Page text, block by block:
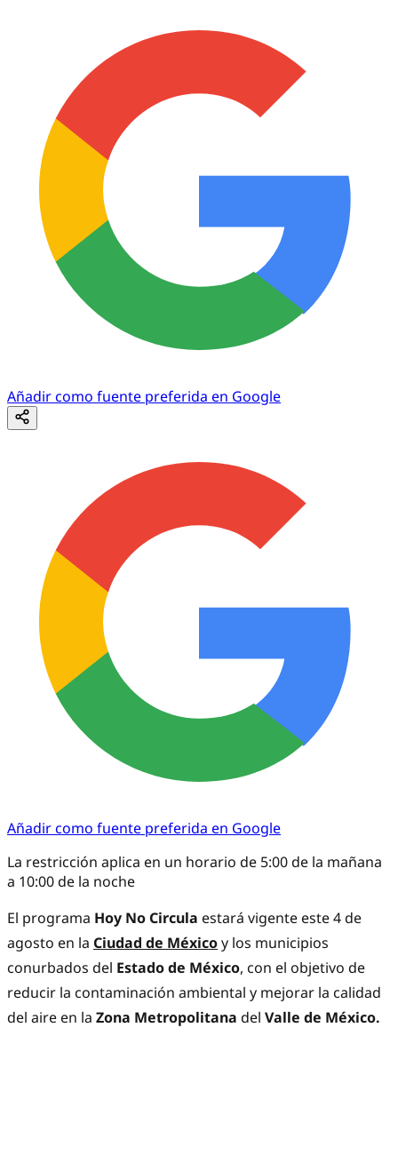
Añadir como fuente preferida en Google
Añadir como fuente preferida en Google
La restricción aplica en un horario de 5:00 de la mañana
a 10:00 de la noche
El programa Hoy No Circula estará vigente este 4 de
agosto en la Ciudad de Méxicoy los municipios
conurbados del Estado de México, con el objetivo de
reducir la contaminación ambiental y mejorar la calidad
del aire en la Zona Metropolitana del Valle de México.